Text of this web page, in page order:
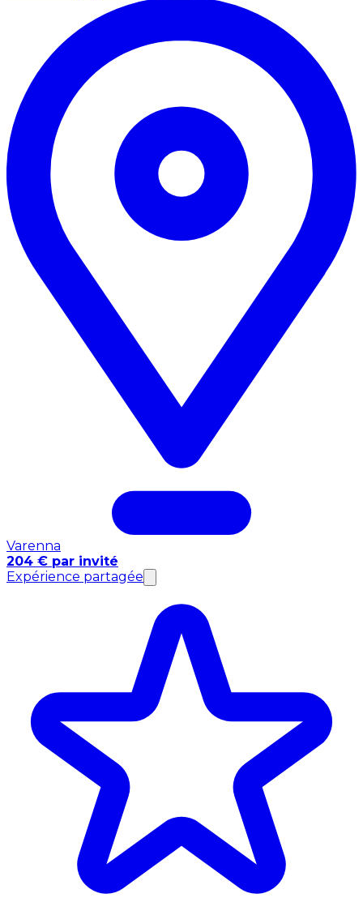
Varenna
204 € par invité
Expérience partagée